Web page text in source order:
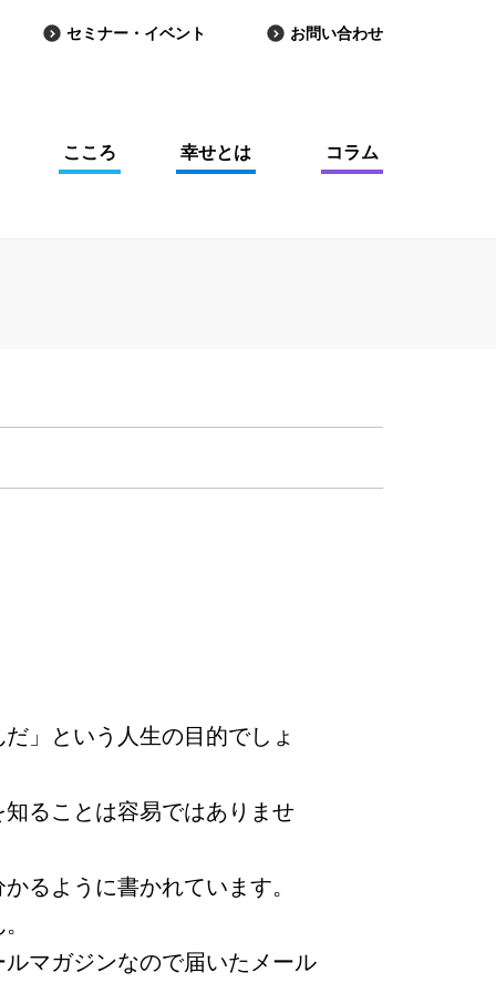
セミナー・イベント お問い合わせ
こころ 幸せとは コラム
」という人生の目的でしょ
ることは容易ではありませ
るように書かれています。
マガジンなので届いたメール